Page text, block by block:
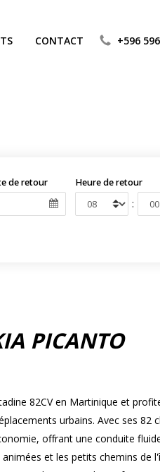
CONTACT +596
de retour Heure de retour
:
PICANTO
82CV en Martinique et
urbains. Avec ses 82
offrant une conduite
et les petits chemins de